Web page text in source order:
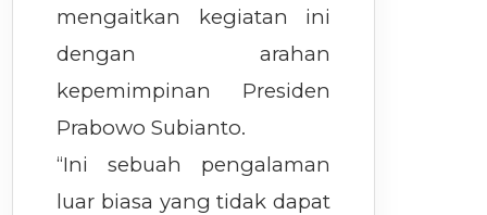
mengaitkan kegiatan ini
dengan arahan
kepemimpinan Presiden
Prabowo Subianto.
“Ini sebuah pengalaman
luar biasa yang tidak dapat